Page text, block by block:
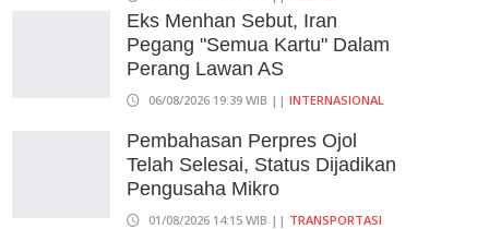
Eks Menhan Sebut, Iran
Pegang "Semua Kartu" Dalam
Perang Lawan AS
06/08/2026 19:39 WIB || INTERNASIONAL
Pembahasan Perpres Ojol
Telah Selesai, Status Dijadikan
Pengusaha Mikro
01/08/2026 14:15 WIB || TRANSPORTASI